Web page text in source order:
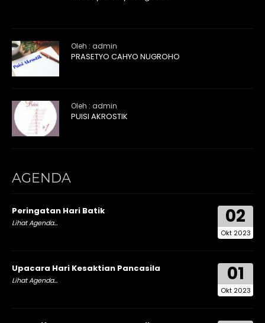
Oleh : admin
PRASETYO CAHYO NUGROHO
Oleh : admin
PUISI AKROSTIK
AGENDA
02
Okt 2023
Peringatan Hari Batik
Lihat Agenda...
01
Okt 2023
Upacara Hari Kesaktian Pancasila
Lihat Agenda...